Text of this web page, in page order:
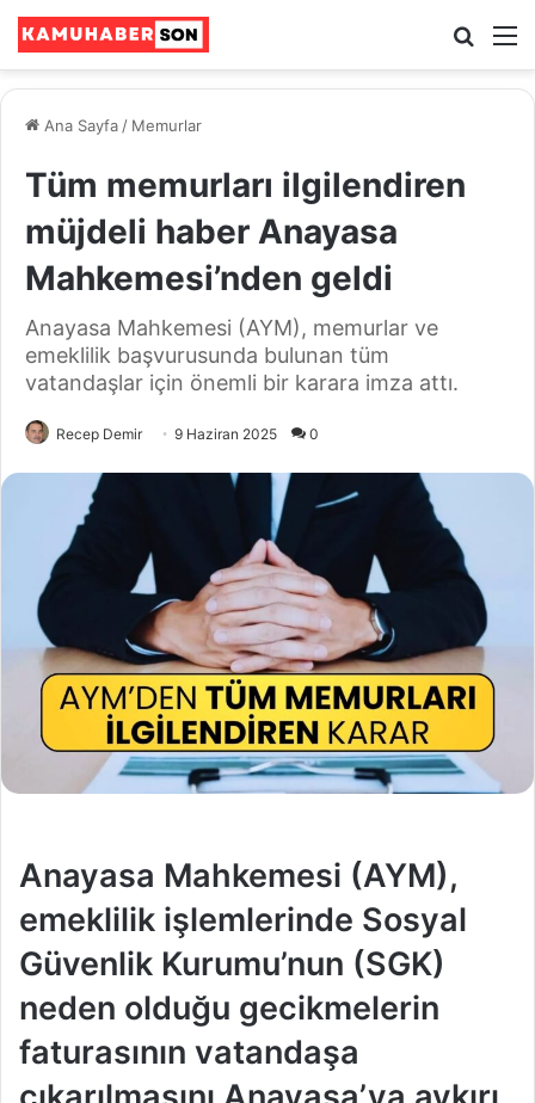
Ara
Ana Sayfa / Memurlar
Tüm memurları ilgilendiren
müjdeli haber Anayasa
Mahkemesi’nden geldi
Anayasa Mahkemesi (AYM), memurlar ve
emeklilik başvurusunda bulunan tüm
vatandaşlar için önemli bir karara imza attı.
Recep Demir 9 Haziran 2025 0
Anayasa Mahkemesi (AYM),
emeklilik işlemlerinde Sosyal
Güvenlik Kurumu’nun (SGK)
neden olduğu gecikmelerin
faturasının vatandaşa